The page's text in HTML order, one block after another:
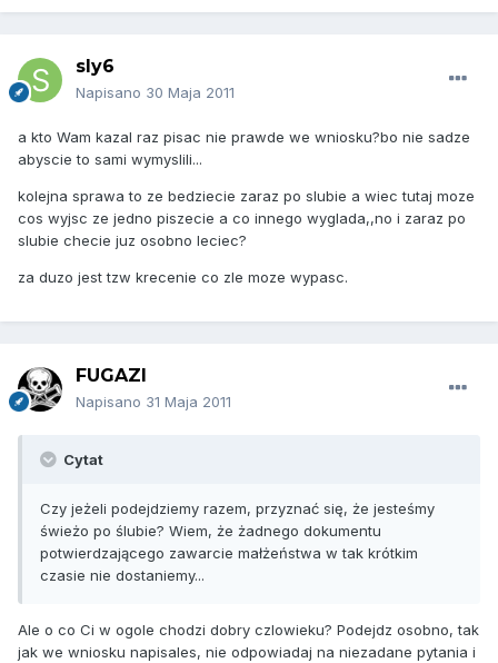
sly6
Napisano 30 Maja 2011
a kto Wam kazal raz pisac nie prawde we wniosku?bo nie sadze
abyscie to sami wymyslili...
kolejna sprawa to ze bedziecie zaraz po slubie a wiec tutaj moze
cos wyjsc ze jedno piszecie a co innego wyglada,,no i zaraz po
slubie checie juz osobno leciec?
za duzo jest tzw krecenie co zle moze wypasc.
FUGAZI
Napisano 31 Maja 2011
Cytat
Czy jeżeli podejdziemy razem, przyznać się, że jesteśmy
świeżo po ślubie? Wiem, że żadnego dokumentu
potwierdzającego zawarcie małżeństwa w tak krótkim
czasie nie dostaniemy...
Ale o co Ci w ogole chodzi dobry czlowieku? Podejdz osobno, tak
jak we wniosku napisales, nie odpowiadaj na niezadane pytania i